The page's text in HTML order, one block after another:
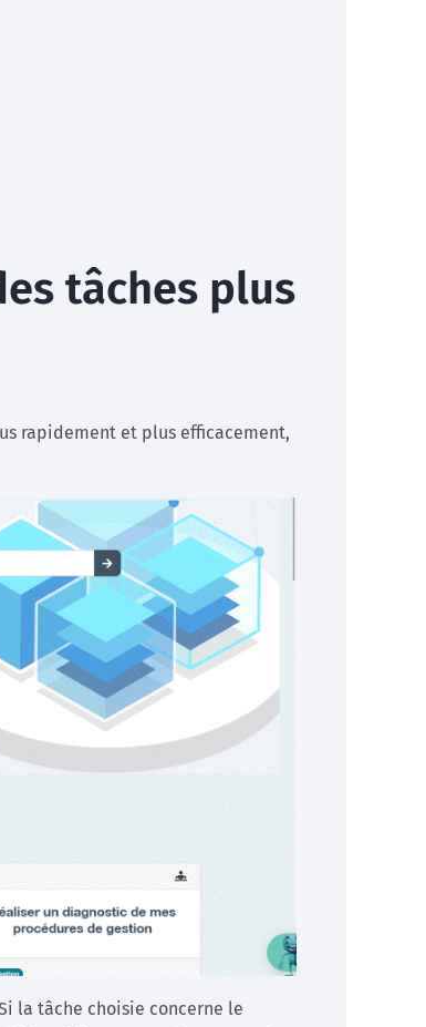
tâches plus
rapidement et plus efficacement,
la tâche choisie concerne le